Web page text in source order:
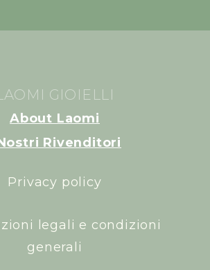
GIOIELLI
About Laomi
Rivenditori
Privacy policy
legali e condizioni
generali